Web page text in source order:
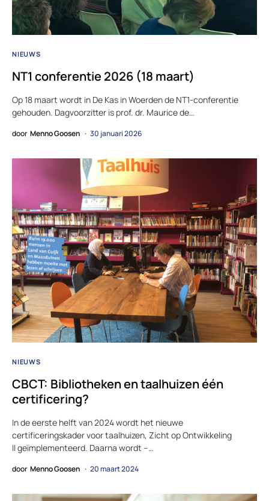
NIEUWS
NT1 conferentie 2026 (18 maart)
Op 18 maart wordt in De Kas in Woerden de NT1-conferentie
gehouden. Dagvoorzitter is prof. dr. Maurice de…
door Menno Goosen 30 januari 2026
NIEUWS
CBCT: Bibliotheken en taalhuizen één
certificering?
In de eerste helft van 2024 wordt het nieuwe
certificeringskader voor taalhuizen, Zicht op Ontwikkeling
II geïmplementeerd. Daarna wordt –…
door Menno Goosen 20 maart 2024